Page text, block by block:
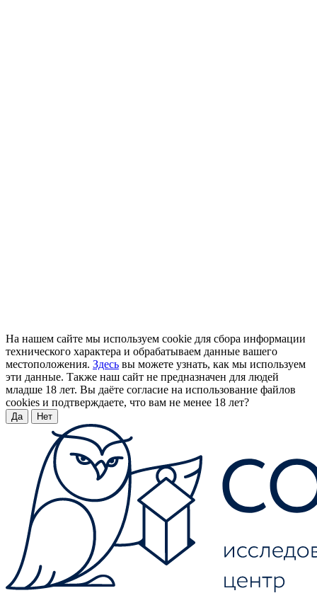
На нашем сайте мы используем cookie для сбора информации
технического характера и обрабатываем данные вашего
местоположения. Здесь вы можете узнать, как мы используем
эти данные. Также наш сайт не предназначен для людей
младше 18 лет. Вы даёте согласие на использование файлов
cookies и подтверждаете, что вам не менее 18 лет?
Да Нет